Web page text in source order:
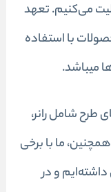
می‌کنیم. تعهد
با استفاده
میباشد.
شامل رانر،
ما با برخی
و در